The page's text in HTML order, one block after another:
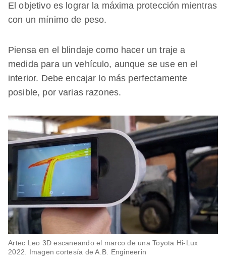
El objetivo es lograr la máxima protección mientras
con un mínimo de peso.
Piensa en el blindaje como hacer un traje a
medida para un vehículo, aunque se use en el
interior. Debe encajar lo más perfectamente
posible, por varias razones.
Artec Leo 3D escaneando el marco de una Toyota Hi-Lux
2022. Imagen cortesía de A.B. Engineerin